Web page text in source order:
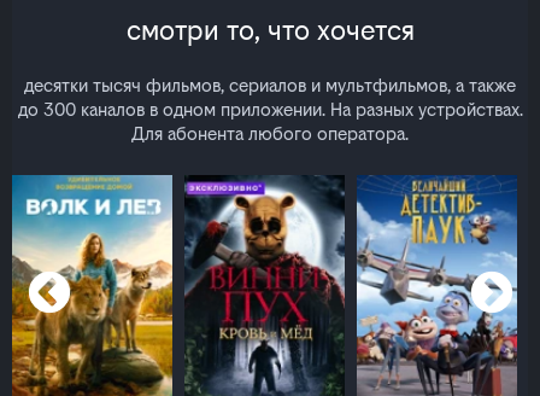
смотри то, что хочется
десятки тысяч фильмов, сериалов и мультфильмов, а также
до 300 каналов в одном приложении. На разных устройствах.
Для абонента любого оператора.